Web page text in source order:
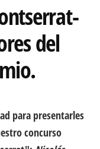
del
para presentarles
concurso